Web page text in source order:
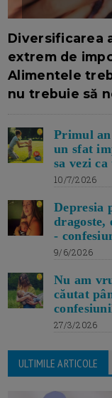
Diversificarea
extrem de
Alimentele
nu trebuie să
Primul an
un sfat
sa vezi
10/7/2026
Depresia
dragoste,
-
9/6/2026
Nu am
căutat
27/3/2026
ULTIMILE ARTICOLE